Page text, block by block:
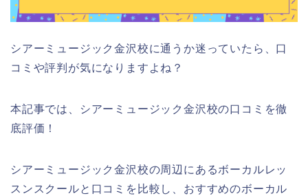
シアーミュージック金沢校に通うか迷っていたら、口
コミや評判が気になりますよね？
本記事では、シアーミュージック金沢校の口コミを徹
底評価！
シアーミュージック金沢校の周辺にあるボーカルレッ
スンスクールと口コミを比較し、おすすめのボーカル